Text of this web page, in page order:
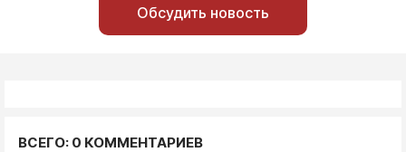
Обсудить новость
ВСЕГО: 0 КОММЕНТАРИЕВ